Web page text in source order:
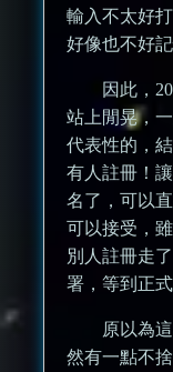
輸入不太好
好像也不好記
因此，
站上閒晃，
代表性的，
有人註冊！
名了，可以
可以接受，
別人註冊走
署，等到正
原以為
然有一點不